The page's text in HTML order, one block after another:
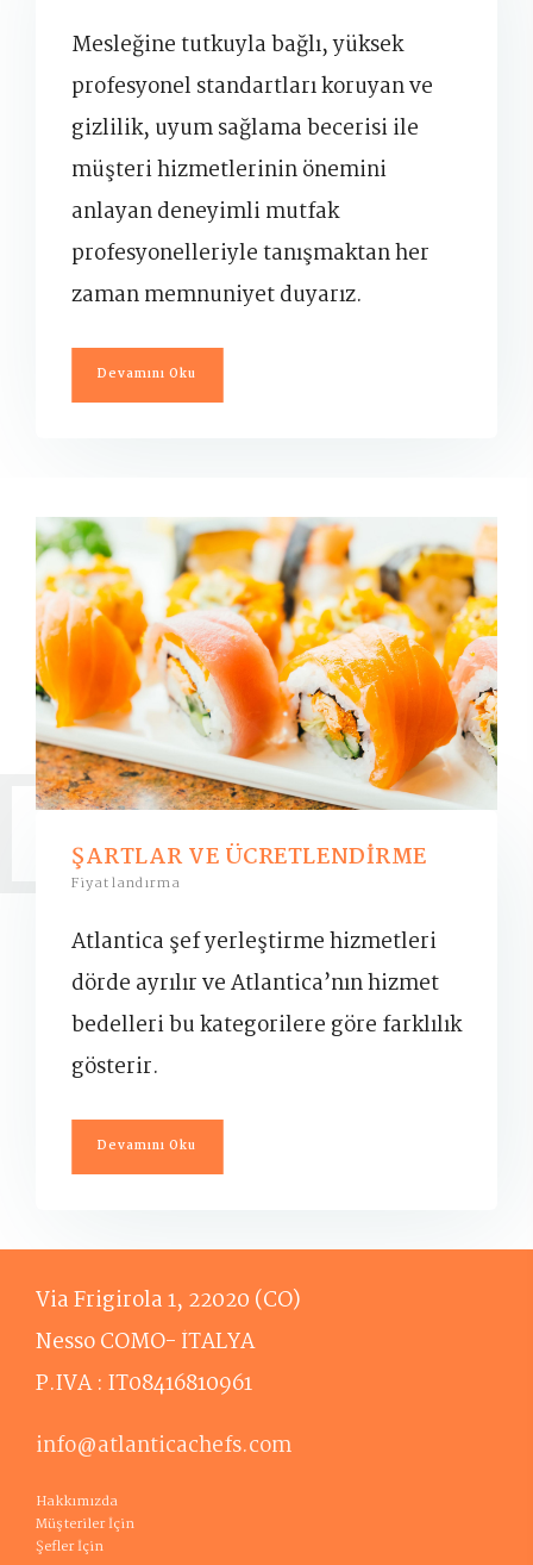
Mesleğine tutkuyla bağlı, yüksek
profesyonel standartları koruyan ve
gizlilik, uyum sağlama becerisi ile
müşteri hizmetlerinin önemini
anlayan deneyimli mutfak
profesyonelleriyle tanışmaktan her
zaman memnuniyet duyarız.
Devamını Oku
ŞARTLAR VE ÜCRETLENDİRME
Fiyatlandırma
Atlantica şef yerleştirme hizmetleri
dörde ayrılır ve Atlantica’nın hizmet
bedelleri bu kategorilere göre farklılık
gösterir.
Devamını Oku
Via Frigirola 1, 22020 (CO)
Nesso COMO- İTALYA
P.IVA : IT08416810961
info@atlanticachefs.com
Hakkımızda
Müşteriler İçin
Şefler İçin